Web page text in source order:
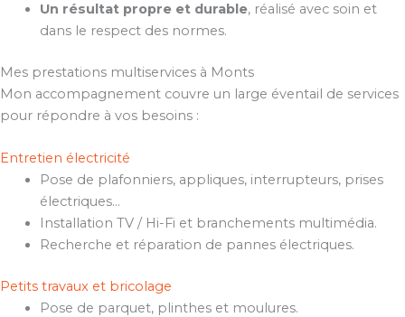
Un résultat propre et durable, réalisé avec soin et
dans le respect des normes.
Mes prestations multiservices à Monts
Mon accompagnement couvre un large éventail de services
pour répondre à vos besoins :
Entretien électricité
Pose de plafonniers, appliques, interrupteurs, prises
électriques…
Installation TV / Hi-Fi et branchements multimédia.
Recherche et réparation de pannes électriques.
Petits travaux et bricolage
Pose de parquet, plinthes et moulures.